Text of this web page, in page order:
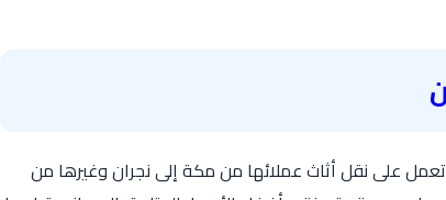
على نقل أثاث عملائها من مكة إلى نجران وغيرها من